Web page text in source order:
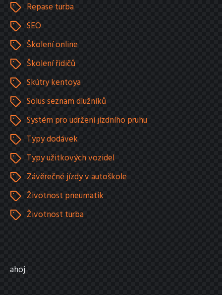
Repase turba
SEO
Školení online
Školení řidičů
Skútry kentoya
Solus seznam dlužníků
Systém pro udržení jízdního pruhu
Typy dodávek
Typy užitkových vozidel
Závěrečné jízdy v autoškole
Životnost pneumatik
Životnost turba
ahoj